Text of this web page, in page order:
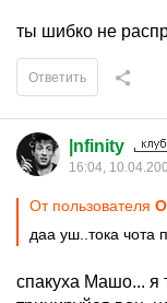
ты шибко не
Ответить
|nfinity
16:04,
От пользователя
даа уш..тока чота
спакуха Машо... я